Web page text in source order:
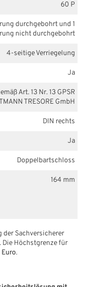
60 P
durchgebohrt und 1
nicht durchgebohrt
4-seitige Verriegelung
Ja
Art. 13 Nr. 13 GPSR
TRESORE GmbH
DIN rechts
Ja
Doppelbartschloss
164 mm
Sachversicherer
. Die Höchstgrenze für
.